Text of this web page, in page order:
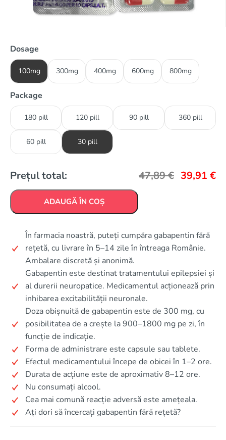
Dosage
100mg 300mg 400mg 600mg 800mg
Package
180 pill 120 pill 90 pill 360 pill
60 pill 30 pill
Prețul total: 47,89€ 39,91 €
ADAUGĂ ÎN COȘ
În farmacia noastră, puteți cumpăra gabapentin fără
rețetă, cu livrare în 5–14 zile în întreaga Românie.
Ambalare discretă și anonimă.
Gabapentin este destinat tratamentului epilepsiei și
al durerii neuropatice. Medicamentul acționează prin
inhibarea excitabilității neuronale.
Doza obișnuită de gabapentin este de 300 mg, cu
posibilitatea de a crește la 900–1800 mg pe zi, în
funcție de indicație.
Forma de administrare este capsule sau tablete.
Efectul medicamentului începe de obicei în 1–2 ore.
Durata de acțiune este de aproximativ 8–12 ore.
Nu consumați alcool.
Cea mai comună reacție adversă este amețeala.
Ați dori să încercați gabapentin fără rețetă?